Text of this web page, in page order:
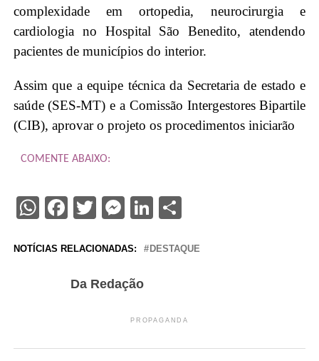
complexidade em ortopedia, neurocirurgia e
cardiologia no Hospital São Benedito, atendendo
pacientes de municípios do interior.
Assim que a equipe técnica da Secretaria de estado e
saúde (SES-MT) e a Comissão Intergestores Bipartile
(CIB), aprovar o projeto os procedimentos iniciarão
COMENTE ABAIXO:
WhatsApp
Facebook
Twitter
Messenger
LinkedIn
Share
NOTÍCIAS RELACIONADAS: DESTAQUE
Da Redação
PROPAGANDA